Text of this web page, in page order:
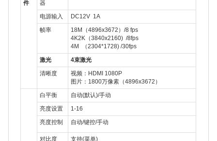
件
器
电源输入
DC12V 1A
帧率
18M（4896x3672）/8 fps
4K2K（3840x2160) /8fps
4M （2304*1728) /30fps
激光
4束激光
清晰度
视频：HDMI 1080P
图片：1800万像素（4896x3672）
白平衡
自动(默认)/手动
亮度设置
1-16
亮度控制
自动/键控/手动
对比度 支持(菜单)